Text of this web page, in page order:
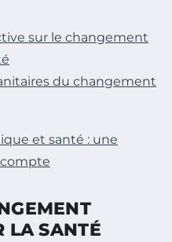
sur le changement
du changement
et santé : une
LA SANTÉ